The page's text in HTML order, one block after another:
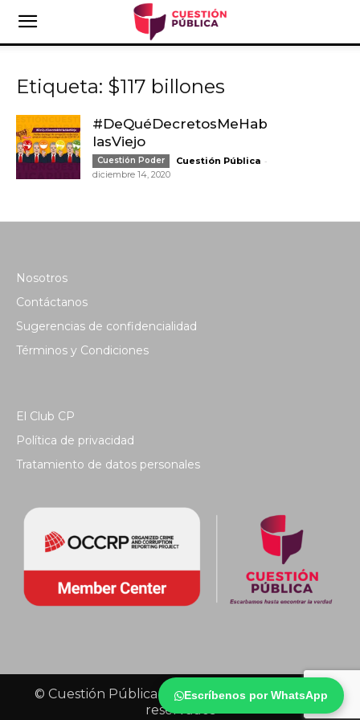
Escríbenos por WhatsApp
Etiqueta: $117 billones
#DeQuéDecretosMeHab
lasViejo
Cuestión Poder Cuestión Pública -
diciembre 14, 2020
Nosotros
Contáctanos
Sugerencias de confidencialidad
Términos y Condiciones
El Club CP
Política de privacidad
Tratamiento de datos personales
© Cuestión Pública 2018 - Todos los derechos
reservados